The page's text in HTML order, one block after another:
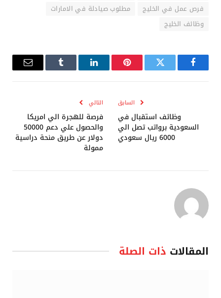
فرص عمل في الخليج
مطلوب صيادلة في الامارات
وظائف الخليج
فيسبوك تويتر بينتيريستلينكدإن Tumblr
البريد
السابق
وظائف استقبال في
السعودية برواتب تصل الي
6000 ريال سعودي
التالي
فرصة للهجرة الي امريكا
والحصول علي دعم 50000
دولار عن طريق منحة دراسية
ممولة
المقالات ذات الصلة